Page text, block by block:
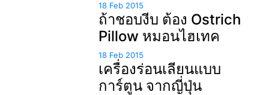
18 Feb 2015
ถ้าชอบงีบ ต้อง Ostrich
Pillow หมอนไฮเทค
18 Feb 2015
เครื่องร่อนเลียนแบบ
การ์ตูน จากญี่ปุ่น